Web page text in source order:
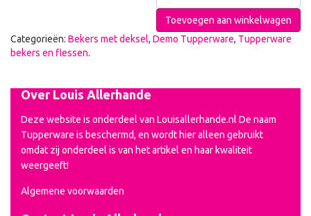
Toevoegen aan winkelwagen
Categorieën: Bekers met deksel, Demo Tupperware, Tupperware
bekers en flessen.
Over Louis Allerhande
Deze website is onderdeel van Louisallerhande.nl De naam
Tupperware is beschermd, en wordt hier alleen gebruikt
omdat zij onderdeel is van het artikel en haar kwaliteit
weergeeft!
Algemene voorwaarden